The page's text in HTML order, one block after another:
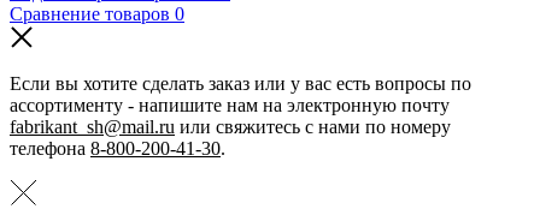
Сравнение товаров 0
Если вы хотите сделать заказ или у вас есть вопросы по
ассортименту - напишите нам на электронную почту
fabrikant_sh@mail.ru или свяжитесь с нами по номеру
телефона 8-800-200-41-30.